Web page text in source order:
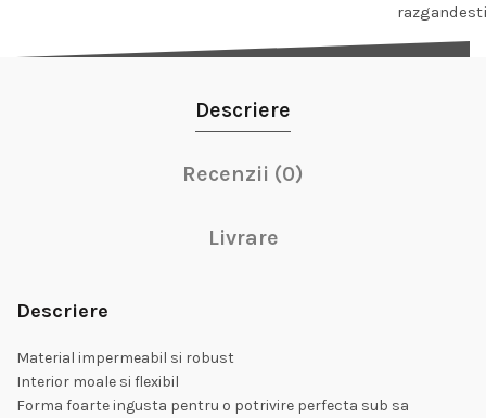
Descriere
Recenzii (0)
Livrare
Descriere
Material impermeabil si robust
Interior moale si flexibil
Forma foarte ingusta pentru o potrivire perfecta sub sa